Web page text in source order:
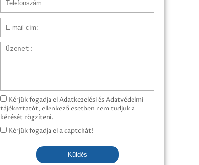
Üzenet
Kérjük fogadja el Adatkezelési és Adatvédelmi
tájékoztatót, ellenkező esetben nem tudjuk a
kérését rögzíteni.
Kérjük fogadja el a captchát!
Küldés